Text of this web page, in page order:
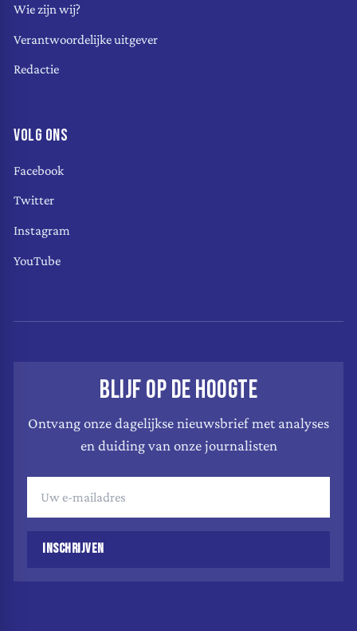
Wie zijn wij?
Verantwoordelijke uitgever
Redactie
VOLG ONS
Facebook
Twitter
Instagram
YouTube
BLIJF OP DE HOOGTE
Ontvang onze dagelijkse nieuwsbrief met analyses
en duiding van onze journalisten
INSCHRIJVEN